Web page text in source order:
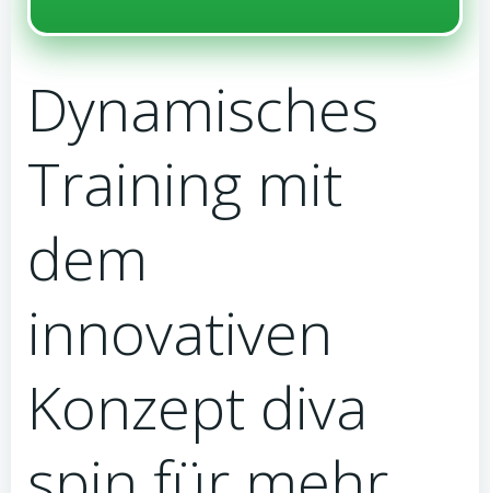
Dynamisches
Training mit
dem
innovativen
Konzept diva